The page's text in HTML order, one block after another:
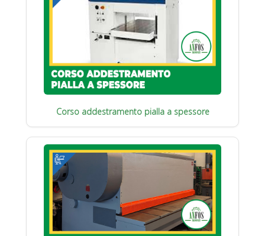
Corso addestramento pialla a spessore